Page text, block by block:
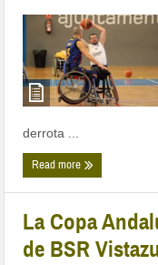
derrota ...
Read more
La Copa
de BSR